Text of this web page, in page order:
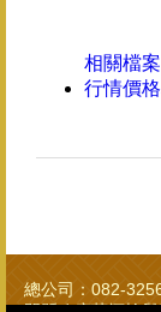
相關檔案
行情價
總公司：082-